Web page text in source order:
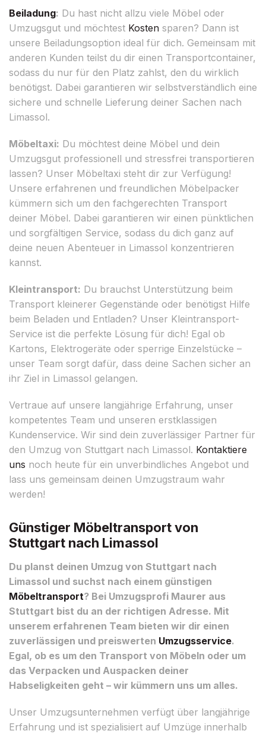
Beiladung: Du hast nicht allzu viele Möbel oder
Umzugsgut und möchtest Kosten sparen? Dann ist
unsere Beiladungsoption ideal für dich. Gemeinsam mit
anderen Kunden teilst du dir einen Transportcontainer,
sodass du nur für den Platz zahlst, den du wirklich
benötigst. Dabei garantieren wir selbstverständlich eine
sichere und schnelle Lieferung deiner Sachen nach
Limassol.
Möbeltaxi: Du möchtest deine Möbel und dein
Umzugsgut professionell und stressfrei transportieren
lassen? Unser Möbeltaxi steht dir zur Verfügung!
Unsere erfahrenen und freundlichen Möbelpacker
kümmern sich um den fachgerechten Transport
deiner Möbel. Dabei garantieren wir einen pünktlichen
und sorgfältigen Service, sodass du dich ganz auf
deine neuen Abenteuer in Limassol konzentrieren
kannst.
Kleintransport: Du brauchst Unterstützung beim
Transport kleinerer Gegenstände oder benötigst Hilfe
beim Beladen und Entladen? Unser Kleintransport-
Service ist die perfekte Lösung für dich! Egal ob
Kartons, Elektrogeräte oder sperrige Einzelstücke –
unser Team sorgt dafür, dass deine Sachen sicher an
ihr Ziel in Limassol gelangen.
Vertraue auf unsere langjährige Erfahrung, unser
kompetentes Team und unseren erstklassigen
Kundenservice. Wir sind dein zuverlässiger Partner für
den Umzug von Stuttgart nach Limassol. Kontaktiere
uns noch heute für ein unverbindliches Angebot und
lass uns gemeinsam deinen Umzugstraum wahr
werden!
Günstiger Möbeltransport von
Stuttgart nach Limassol
Du planst deinen Umzug von Stuttgart nach
Limassol und suchst nach einem günstigen
Möbeltransport? Bei Umzugsprofi Maurer aus
Stuttgart bist du an der richtigen Adresse. Mit
unserem erfahrenen Team bieten wir dir einen
zuverlässigen und preiswerten Umzugsservice.
Egal, ob es um den Transport von Möbeln oder um
das Verpacken und Auspacken deiner
Habseligkeiten geht – wir kümmern uns um alles.
Unser Umzugsunternehmen verfügt über langjährige
Erfahrung und ist spezialisiert auf Umzüge innerhalb